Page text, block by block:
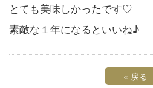
とても美味しかったです♡
素敵な１年になるといいね♪
« 戻る